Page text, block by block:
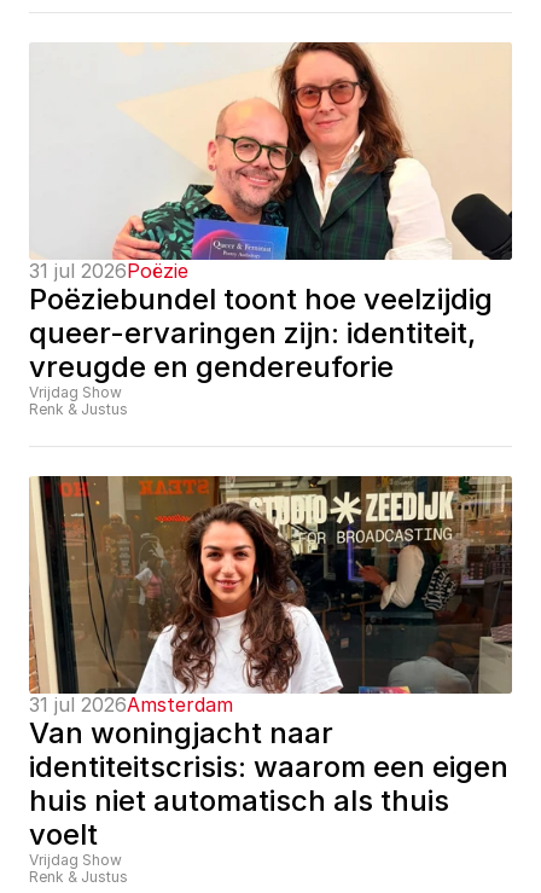
31 jul 2026Poëzie
Poëziebundel toont hoe veelzijdig
queer-ervaringen zijn: identiteit,
vreugde en gendereuforie
Vrijdag Show
Renk & Justus
31 jul 2026Amsterdam
Van woningjacht naar
identiteitscrisis: waarom een eigen
huis niet automatisch als thuis
voelt
Vrijdag Show
Renk & Justus